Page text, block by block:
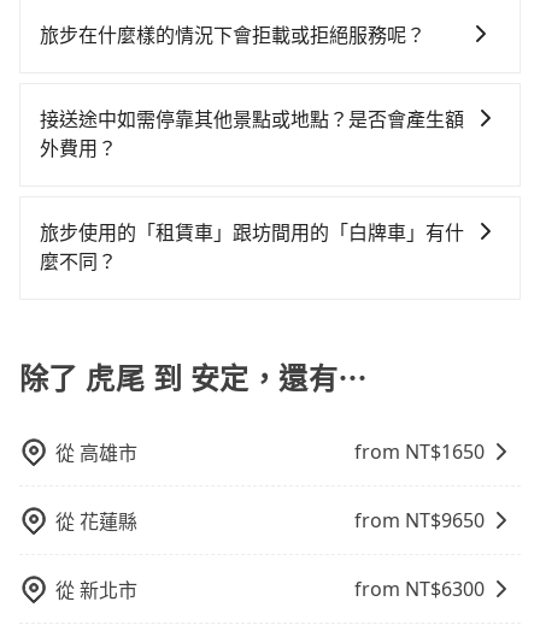
的0.4%，換句話說，臨時要叫小黃的難度是雙北大城市
路。但如果全程使用tripool並到府專車接送，則每人平
均花費約510元，費時1小時1分鐘。選擇搭乘高鐵而不
tripool！如果你是三人以下要乘車，也可參考tripool的
拼車共乘服務，最多可再節省50%的交通費用。
Vios這類乘坐體驗較差的車款，如果人數超過四位，更
客遺留的垃圾或者撞凹的車門仍未被修理，每一次租車
都好像在開樂透一樣。另外，偶爾也會遇到明明已經預
客的人來說就有不小的風險。最後，雖然路邊隨租隨還
看似方便，但實際使用時還是有其區域的限制，實際可
隔天也要原路返回，台南市安定區的計程車也不是這麼
網預約，以免當場被坑受騙。雖然虎尾到安定的跳表小
黃可能較為便宜，但當你們人數超過四位時，叫兩輛計
車、機場接送、定期洗腎、包月上下班，或者任何跨縣
編，在結帳時可以受理，並於乘車後一週內寄出電子收
據。
路費、油資、保險、小費，司機的餐費與住宿費不需要
旅步在什麼樣的情況下會拒載或拒絕服務呢？
原因，司機有權拒絕服務： 1) 當日搭車人數或行李超過
訂購時填寫的數量。請務必確實填寫當日實際攜帶的行
童的安全，依道路交通安全規則規定，四歲以下的孩童
必須乘坐兒童座椅。 3) 搭乘寵物友善專車卻沒有裝籠。
接送途中如需停靠其他景點或地點？是否會產生額
外費用？
靠，您可以參考我們的「加點服務」，每個點距離在 5
公里內，需額外支付 200 元，且每個點最多停留 5 分
旅步使用的「租賃車」跟坊間用的「白牌車」有什
麼不同？
為旅步貴賓服務用車。與一些私家車充當營業用車違法
接載的「白牌車」不同。旅步所使用的車輛合法且符合
除了 虎尾 到 安定，還有⋯
從 高雄市 from NT$1650
從花蓮縣 from NT$9650
從新北市 from NT$6300